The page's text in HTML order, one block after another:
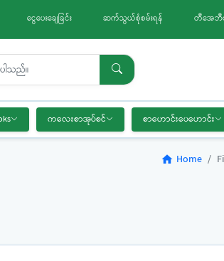
ငွေပေးချေခြင်း ဆက်သွယ်စုံစမ်းရန် တီအေဘီစ
ကလေးစာအုပ်စင် စာဟောင်းပေဟောင်း
home Home